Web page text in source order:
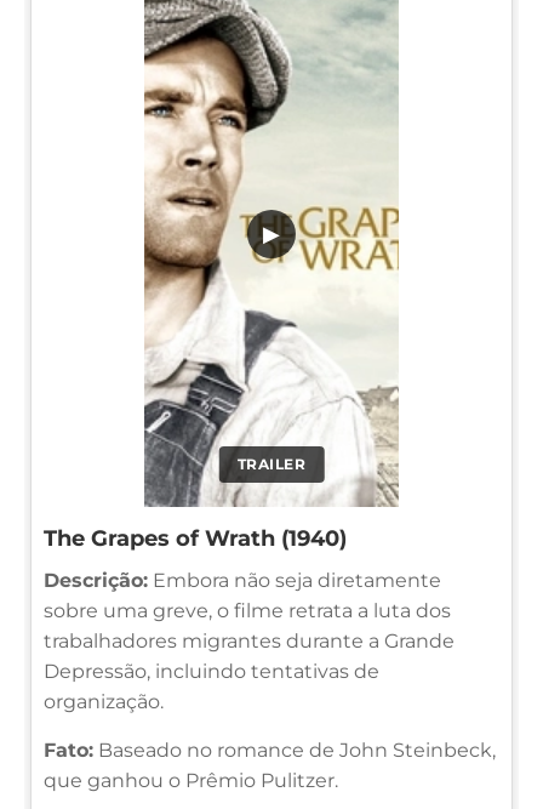
TRAILER
▶
The Grapes of Wrath (1940)
Descrição: Embora não seja diretamente
sobre uma greve, o filme retrata a luta dos
trabalhadores migrantes durante a Grande
Depressão, incluindo tentativas de
organização.
Fato: Baseado no romance de John Steinbeck,
que ganhou o Prêmio Pulitzer.